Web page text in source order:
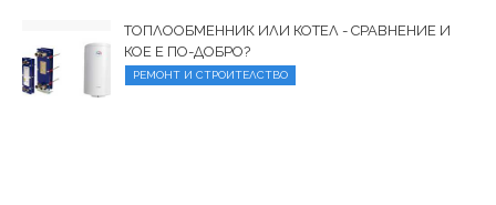
ТОПЛООБМЕННИК ИЛИ КОТЕЛ - СРАВНЕНИЕ И
КОЕ Е ПО-ДОБРО?
РЕМОНТ И СТРОИТЕЛСТВО